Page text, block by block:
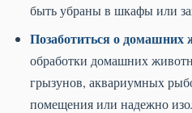
быть убраны в шкафы или
Позаботиться о
обработки домашних
грызунов, аквариумных
помещения или надежно